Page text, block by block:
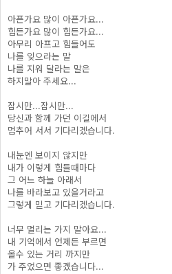
아픈가요 많이 아픈가요...
힘든가요 많이 힘든가요...
아무리 아프고 힘들어도
나를 잊으라는 말
나를 지워 달라는 말은
하지말아 주세요...
잠시만...잠시만...
당신과 함께 가던 이길에서
멈추어 서서 기다리겠습니다.
내눈엔 보이지 않지만
내가 이렇게 힘들때마다
그 어느 하늘 아래서
나를 바라보고 있을거라고
그렇게 믿고 기다리겠습니다.
너무 멀리는 가지 말아요...
내 기억에서 언제든 부르면
올수 있는 거리 까지만
가 주었으면 좋겠습니다...